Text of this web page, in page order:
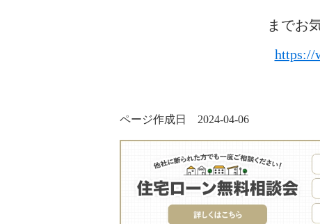
までお
https://
ページ作成日 2024-04-06